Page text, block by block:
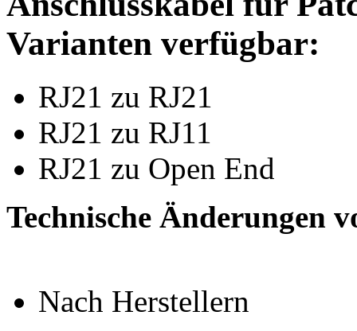
Varianten verfügbar:
RJ21 zu RJ21
RJ21 zu RJ11
RJ21 zu Open End
Technische Änderungen
Nach Herstellern